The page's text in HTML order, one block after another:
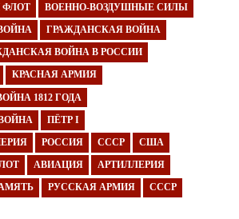
ФЛОТ ВОЕННО-ВОЗДУШНЫЕ СИЛЫ
ГРАЖДАНСКАЯ ВОЙНА
ВОЙНА В РОССИИ
КРАСНАЯ АРМИЯ
1812 ГОДА
ПЁТР I
РОССИЯ СССР США
АВИАЦИЯ АРТИЛЛЕРИЯ
РУССКАЯ АРМИЯ СССР